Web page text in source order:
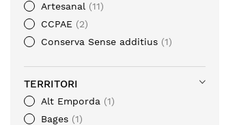
Artesanal
11
CCPAE
2
Conserva Sense additius
1
TERRITORI
Alt Emporda
1
Bages
1